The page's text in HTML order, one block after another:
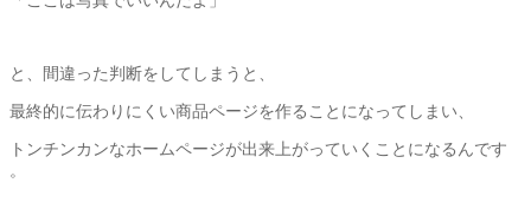
と、間違った判断をしてしまうと、
最終的に伝わりにくい商品ページを作ることになってしまい、
トンチンカンなホームページが出来上がっていくことになるんです
。